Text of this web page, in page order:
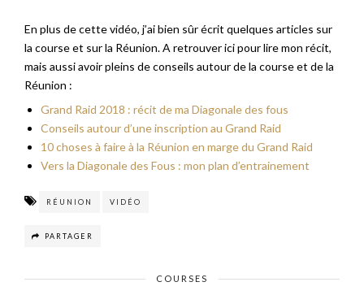
En plus de cette vidéo, j’ai bien sûr écrit quelques articles sur
la course et sur la Réunion. A retrouver ici pour lire mon récit,
mais aussi avoir pleins de conseils autour de la course et de la
Réunion :
Grand Raid 2018 : récit de ma Diagonale des fous
Conseils autour d’une inscription au Grand Raid
10 choses à faire à la Réunion en marge du Grand Raid
Vers la Diagonale des Fous : mon plan d’entrainement
RÉUNION VIDÉO
PARTAGER
COURSES